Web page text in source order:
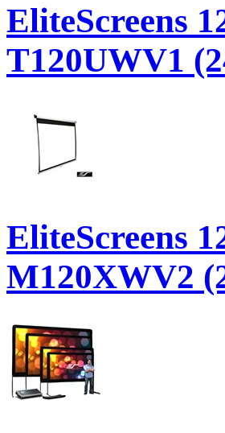
EliteScreens
T120UWV1
EliteScreens
M120XWV2